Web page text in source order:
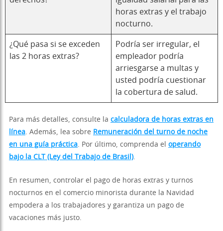
horas extras y el trabajo
nocturno.
¿Qué pasa si se exceden
las 2 horas extras?
Podría ser irregular, el
empleador podría
arriesgarse a multas y
usted podría cuestionar
la cobertura de salud.
Para más detalles, consulte la calculadora de horas extras en
línea. Además, lea sobre Remuneración del turno de noche
en una guía práctica. Por último, comprenda el operando
bajo la CLT (Ley del Trabajo de Brasil).
En resumen, controlar el pago de horas extras y turnos
nocturnos en el comercio minorista durante la Navidad
empodera a los trabajadores y garantiza un pago de
vacaciones más justo.